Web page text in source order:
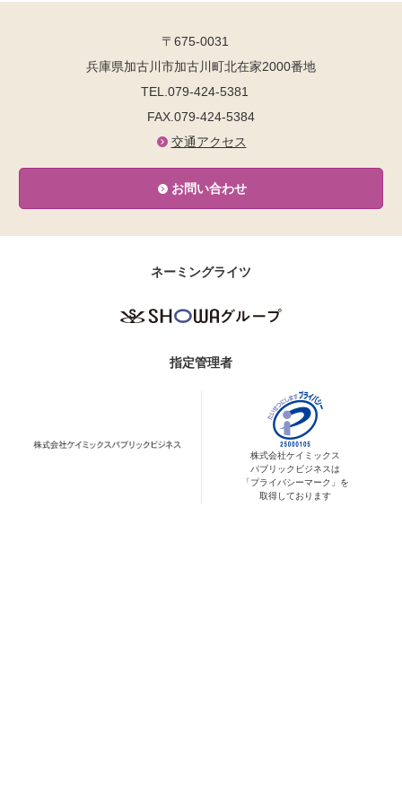
〒675-0031
兵庫県加古川市加古川町北在家2000番地
TEL.079-424-5381
FAX.079-424-5384
交通アクセス
お問い合わせ
ネーミングライツ
指定管理者
株式会社ケイミックス
パブリックビジネスは
「プライバシーマーク」を
取得しております